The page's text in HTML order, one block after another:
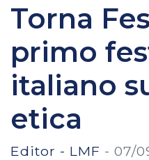
Torna
primo
italiano
etica
Editor - LMF - 07/